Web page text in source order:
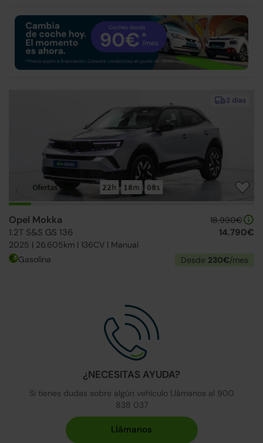
2 días
Ofertas Opel 22h 18m 07s
Opel Mokka
1.2T S&S GS 136
2025 | 26.605km | 136CV | Manual
18.990€
14.790€
Gasolina Desde 230€/mes
¿NECESITAS AYUDA?
Si tienes dudas sobre algún vehículo Llámanos al 900
838 037